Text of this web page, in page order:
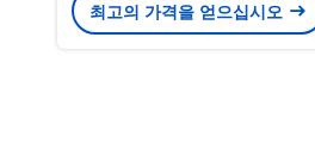
최고의 가격을 얻으십시오